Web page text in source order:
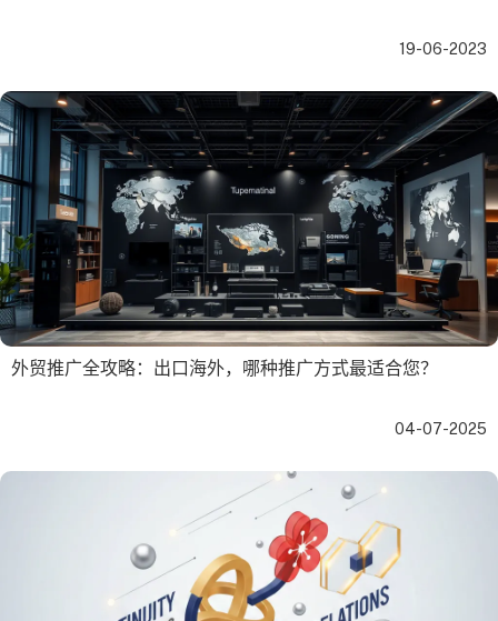
19-06-2023
外贸推广全攻略：出口海外，哪种推广方式最适合您？
04-07-2025